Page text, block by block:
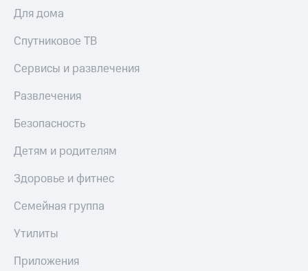
Платежи
переводы
Пополнить
номер
автоплатежа
Пополнить
другого
ТВ
МТС
Для дома
Спутниковое ТВ
Сервисы и развлечения
Развлечения
Безопасность
Детям и родителям
Здоровье и фитнес
Семейная группа
Утилиты
Приложения